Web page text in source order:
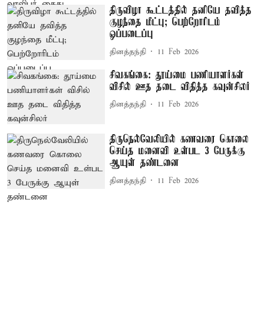
திருவிழா கூட்டத்தில் தனியே தவித்த
குழந்தை மீட்பு; பெற்றோரிடம்
ஒப்படைப்பு
தினத்தந்தி 11 Feb 2026
சிவகங்கை: தூய்மை பணியாளர்கள்
விசில் ஊத தடை விதித்த கவுன்சிலர்
தினத்தந்தி 11 Feb 2026
திருநெல்வேலியில் கணவரை கொலை
செய்த மனைவி உள்பட 3 பேருக்கு
ஆயுள் தண்டனை
தினத்தந்தி 11 Feb 2026